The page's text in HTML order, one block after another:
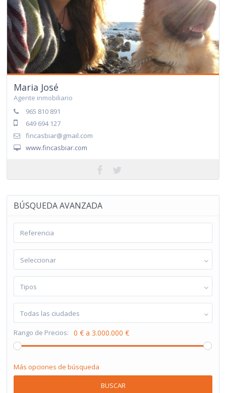
Maria José
Agente inmobiliario
965 810 891
649 694 127
fincasbiar@gmail.com
www.fincasbiar.com
BÚSQUEDA AVANZADA
Seleccionar
Tipos
Todas las ciudades
Rango de Precios: 0 € a 3.000.000 €
Más opciones de búsqueda
BUSCAR